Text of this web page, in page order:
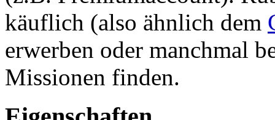
käuflich (also ähnlich dem
erwerben oder manchmal
Missionen finden.